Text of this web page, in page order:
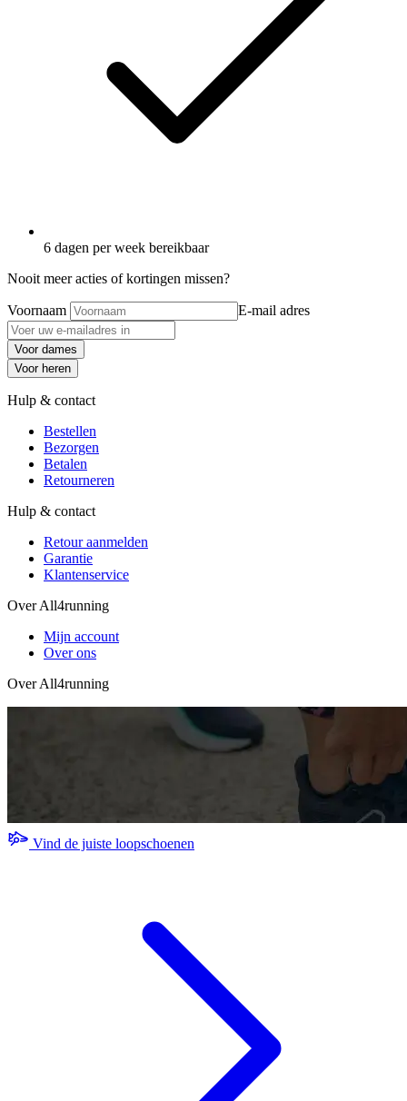
6 dagen per week bereikbaar
Nooit meer acties of kortingen missen?
Voornaam E-mail adres
Voor dames
Voor heren
Hulp & contact
Bestellen
Bezorgen
Betalen
Retourneren
Hulp & contact
Retour aanmelden
Garantie
Klantenservice
Over All4running
Mijn account
Over ons
Over All4running
Vind de juiste loopschoenen